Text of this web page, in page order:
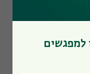
– תארים
– תארים
למפגשים